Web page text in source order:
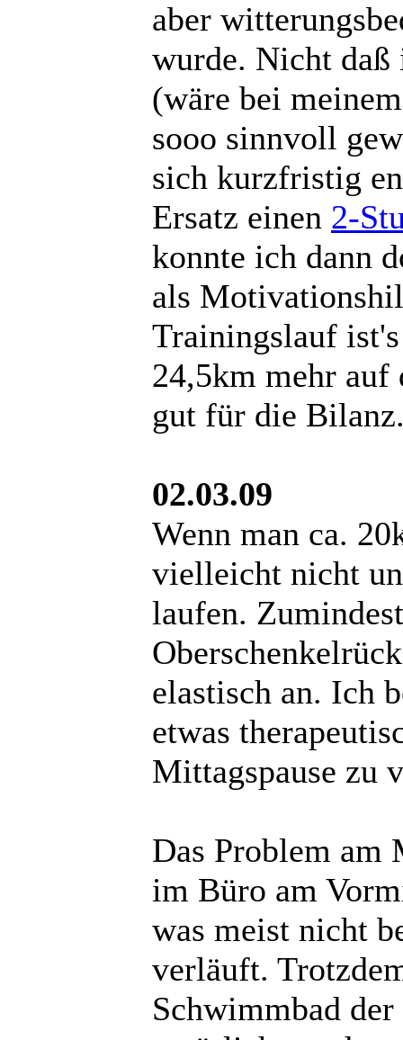
aber
wurde. Nicht daß
(wäre bei
sooo sinnvoll
sich kurzfristig
Ersatz einen 2-
konnte ich dann
als
Trainingslauf
24,5km mehr auf
gut für die
02.03.09
Wenn man ca.
vielleicht nicht
laufen.
elastisch an. Ich
etwas
Mittagspause zu
Das Problem am
im Büro am
was meist nicht
verläuft.
Schwimmbad